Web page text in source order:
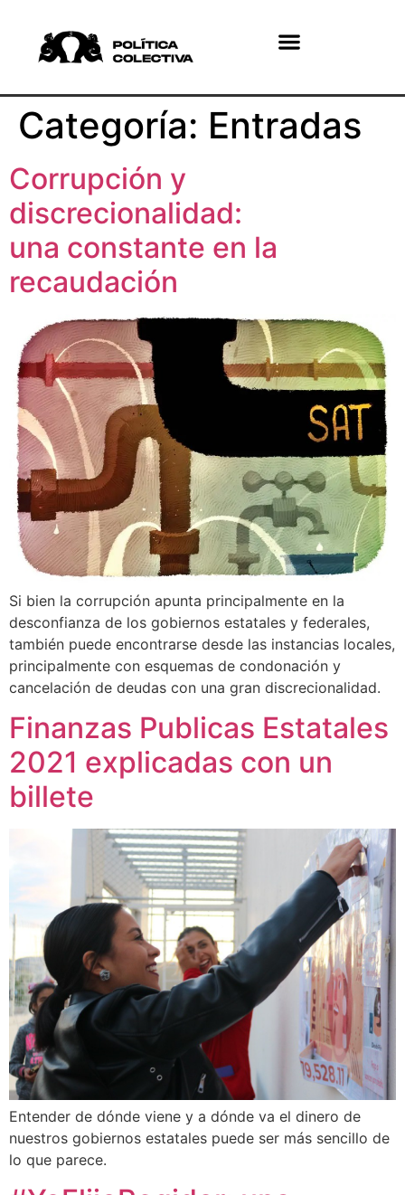
Categoría: Entradas
Corrupción y
discrecionalidad:
una constante en la
recaudación
Si bien la corrupción apunta principalmente en la
desconfianza de los gobiernos estatales y federales,
también puede encontrarse desde las instancias locales,
principalmente con esquemas de condonación y
cancelación de deudas con una gran discrecionalidad.
Finanzas Publicas Estatales
2021 explicadas con un
billete
Entender de dónde viene y a dónde va el dinero de
nuestros gobiernos estatales puede ser más sencillo de
lo que parece.